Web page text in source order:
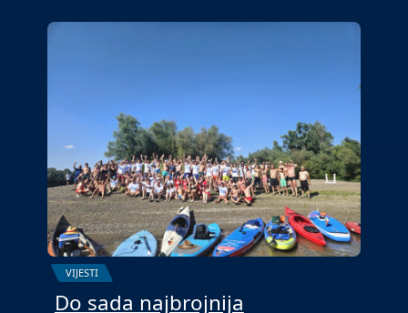
VIJESTI
Do sada najbrojnija